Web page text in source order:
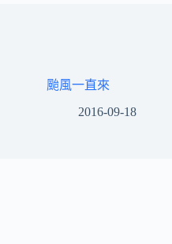
颱風一直來
2016-09-18